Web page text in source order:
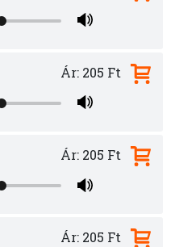
Ár: 205 Ft
Ár: 205 Ft
Ár: 205 Ft